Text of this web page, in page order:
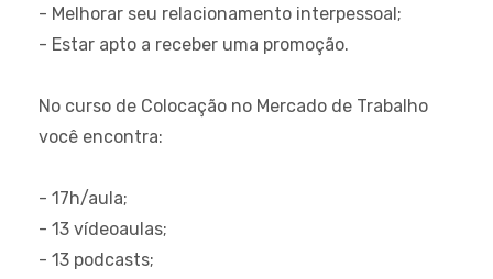
- Melhorar seu relacionamento interpessoal;
- Estar apto a receber uma promoção.
No curso de Colocação no Mercado de Trabalho
você encontra:
- 17h/aula;
- 13 vídeoaulas;
- 13 podcasts;